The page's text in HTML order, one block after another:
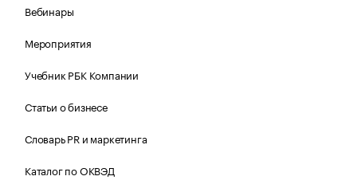
Вебинары
Мероприятия
Учебник РБК Компании
Статьи о бизнесе
Словарь PR и маркетинга
Каталог по ОКВЭД